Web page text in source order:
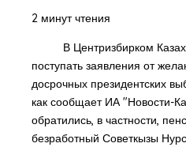
2 минут чтения
В Центризбирком
поступать заявления от
досрочных президентских
как сообщает ИА "Новости-
обратились, в частности,
безработный Советкызы